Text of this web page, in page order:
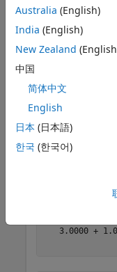
A =
A(:,:,1) =
1.0000 +
2.0000 +
2.0000 +
2.0000 +
3.0000 +
3.0000 +
Australia (English)
India (English)
New Zealand
中国
简体中文
English
日本 (日本語)
한국 (한국어)